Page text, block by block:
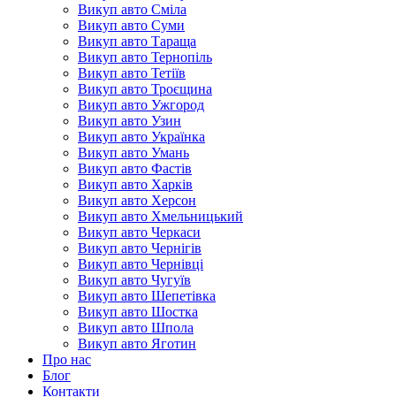
Викуп авто Сміла
Викуп авто Суми
Викуп авто Тараща
Викуп авто Тернопіль
Викуп авто Тетіїв
Викуп авто Троєщина
Викуп авто Ужгород
Викуп авто Узин
Викуп авто Українка
Викуп авто Умань
Викуп авто Фастів
Викуп авто Харків
Викуп авто Херсон
Викуп авто Хмельницький
Викуп авто Черкаси
Викуп авто Чернігів
Викуп авто Чернівці
Викуп авто Чугуїв
Викуп авто Шепетівка
Викуп авто Шостка
Викуп авто Шпола
Викуп авто Яготин
Про нас
Блог
Контакти